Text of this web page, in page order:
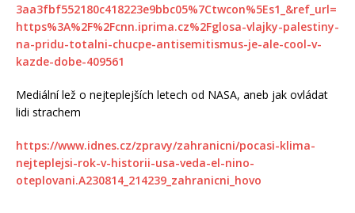
3aa3fbf552180c418223e9bbc05%7Ctwcon%5Es1_&ref_url=
https%3A%2F%2Fcnn.iprima.cz%2Fglosa-vlajky-palestiny-
na-pridu-totalni-chucpe-antisemitismus-je-ale-cool-v-
kazde-dobe-409561
Mediální lež o nejteplejších letech od NASA, aneb jak ovládat
lidi strachem
https://www.idnes.cz/zpravy/zahranicni/pocasi-klima-
nejteplejsi-rok-v-historii-usa-veda-el-nino-
oteplovani.A230814_214239_zahranicni_hovo